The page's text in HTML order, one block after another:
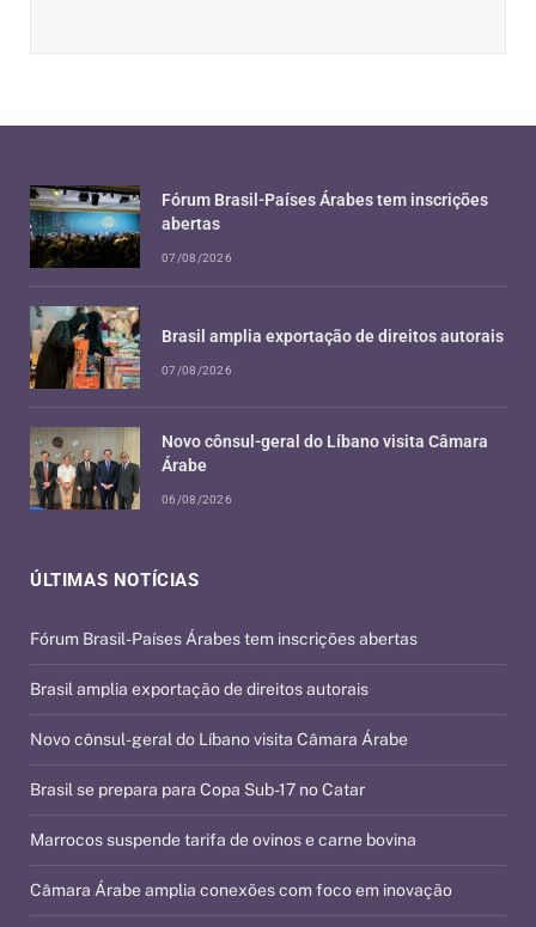
ÚLTIMAS NOTÍCIAS
Fórum Brasil-Países Árabes tem inscrições abertas
Brasil amplia exportação de direitos autorais
Novo cônsul-geral do Líbano visita Câmara Árabe
Brasil se prepara para Copa Sub-17 no Catar
Marrocos suspende tarifa de ovinos e carne bovina
Câmara Árabe amplia conexões com foco em inovação
Fórum Brasil-Países Árabes tem inscrições
abertas
07/08/2026
Brasil amplia exportação de direitos autorais
07/08/2026
Novo cônsul-geral do Líbano visita Câmara
Árabe
06/08/2026